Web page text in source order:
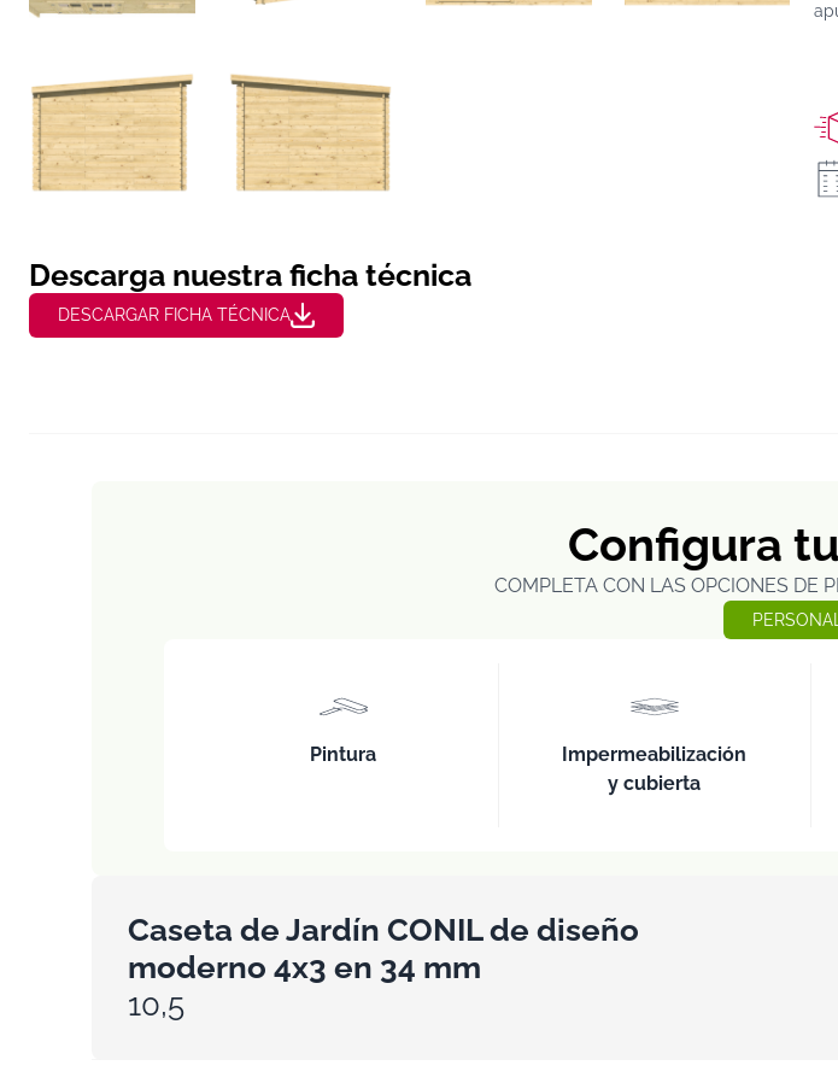
Descarga nuestra ficha técnica
DESCARGAR FICHA TÉCNICA
Configura
COMPLETA CON LAS OPCIONES DE
Pintura
Impermeabilización
y cubierta
Caseta de Jardín CONIL de diseño
moderno 4x3 en 34 mm
10,5